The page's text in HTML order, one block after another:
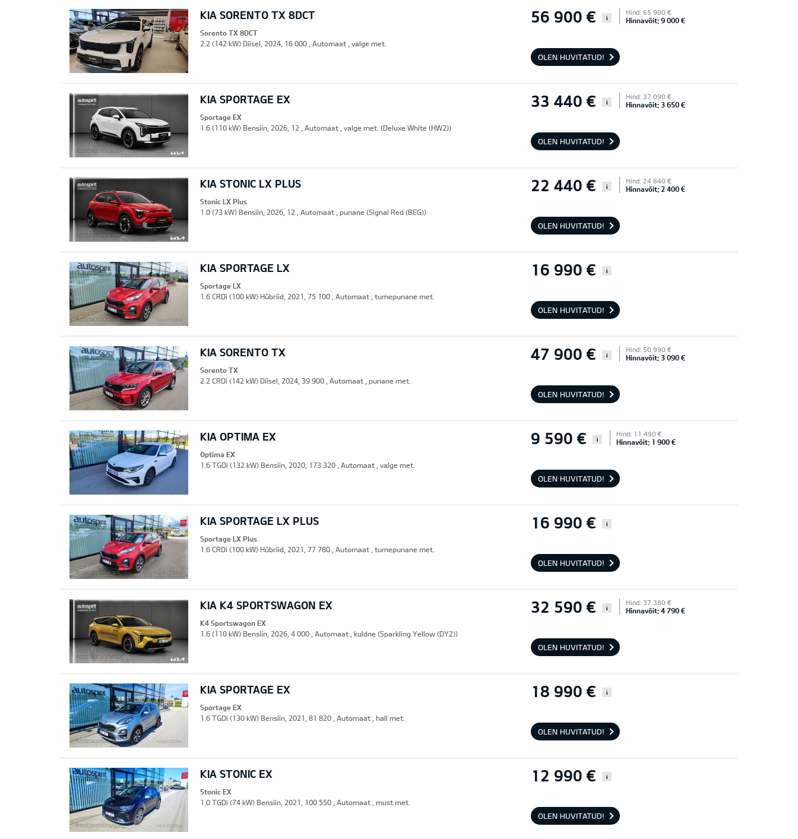
KIA SORENTO TX 8DCT 56 900 € i
Hind: 65 900 €
Hinnavõit: 9 000 €
Sorento TX 8DCT
2.2 (142 kW) Diisel, 2024, 16 000 , Automaat , valge met.
OLEN HUVITATUD!
KIA SPORTAGE EX 33 440 € i
Hind: 37 090 €
Hinnavõit: 3 650 €
Sportage EX
1.6 (110 kW) Bensiin, 2026, 12 , Automaat , valge met. (Deluxe White (HW2))
OLEN HUVITATUD!
KIA STONIC LX PLUS 22 440 € i
Hind: 24 840 €
Hinnavõit: 2 400 €
Stonic LX Plus
1.0 (73 kW) Bensiin, 2026, 12 , Automaat , punane (Signal Red (BEG))
OLEN HUVITATUD!
KIA SPORTAGE LX 16 990 € i
Sportage LX
1.6 CRDi (100 kW) Hübriid, 2021, 75 100 , Automaat , tumepunane met.
OLEN HUVITATUD!
KIA SORENTO TX 47 900 € i
Hind: 50 990 €
Hinnavõit: 3 090 €
Sorento TX
2.2 CRDi (142 kW) Diisel, 2024, 39 900 , Automaat , punane met.
OLEN HUVITATUD!
KIA OPTIMA EX 9 590 € i
Hind: 11 490 €
Hinnavõit: 1 900 €
Optima EX
1.6 TGDi (132 kW) Bensiin, 2020, 173 320 , Automaat , valge met.
OLEN HUVITATUD!
KIA SPORTAGE LX PLUS 16 990 € i
Sportage LX Plus
1.6 CRDi (100 kW) Hübriid, 2021, 77 780 , Automaat , tumepunane met.
OLEN HUVITATUD!
KIA K4 SPORTSWAGON EX 32 590 € i
Hind: 37 380 €
Hinnavõit: 4 790 €
K4 Sportswagon EX
1.6 (110 kW) Bensiin, 2026, 4 000 , Automaat , kuldne (Sparkling Yellow (DY2))
OLEN HUVITATUD!
KIA SPORTAGE EX 18 990 € i
Sportage EX
1.6 TGDi (130 kW) Bensiin, 2021, 81 820 , Automaat , hall met.
OLEN HUVITATUD!
KIA STONIC EX 12 990 € i
Stonic EX
1.0 TGDi (74 kW) Bensiin, 2021, 100 550 , Automaat , must met.
OLEN HUVITATUD!